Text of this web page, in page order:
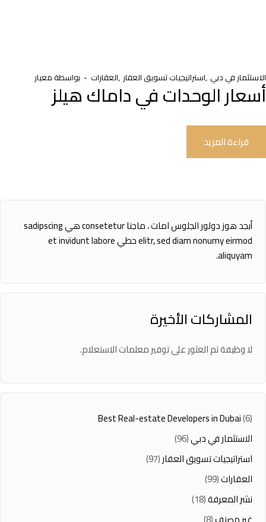
الاستثمار في دبي استراتيجيات تسويق العقار العقارات بواسطة معيار
أسعار الوحدات في داماك هيلز
قراءة المزيد
أبجد هوز دولور الجلوس امات ، ماجنا consetetur هي sadipscing
elitr, sed diam nonumy eirmod حطي et invidunt labore
aliquyam.
المشاركات الأخيرة
لا وظيفة تم العثور على توفير معلمات الاستعلام.
Best Real-estate Developers in Dubai(6)
الاستثمار في دبي(96)
استراتيجيات تسويق العقار(97)
العقارات(99)
نشر المعرفة(18)